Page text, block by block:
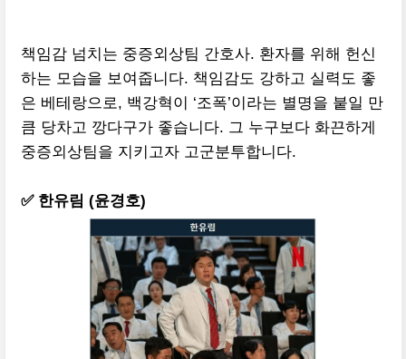
책임감 넘치는 중증외상팀 간호사. 환자를 위해 헌신
하는 모습을 보여줍니다. 책임감도 강하고 실력도 좋
은 베테랑으로, 백강혁이 ‘조폭’이라는 별명을 붙일 만
큼 당차고 깡다구가 좋습니다. 그 누구보다 화끈하게
중증외상팀을 지키고자 고군분투합니다.
✅ 한유림 (윤경호)